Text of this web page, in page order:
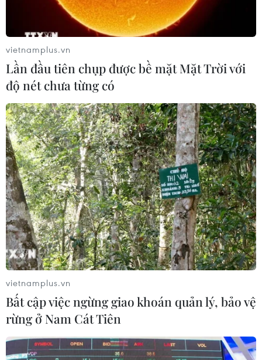
#Hải Dương 981 #Cảnh sát biển
#Tàu kiểm ngư
#Vùng biển Việt Nam
#Vây ép
#Hạ đặt trái phép
#Cản phá
Theo dõi VietnamPlus
vietnamplus.vn
Lần đầu tiên chụp được bề mặt Mặt Trời với
độ nét chưa từng có
vietnamplus.vn
Bất cập việc ngừng giao khoán quản lý, bảo vệ
rừng ở Nam Cát Tiên